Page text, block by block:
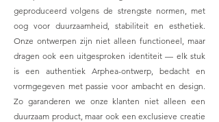
geproduceerd volgens de strengste normen, met
oog voor duurzaamheid, stabiliteit en esthetiek.
Onze ontwerpen zijn niet alleen functioneel, maar
dragen ook een uitgesproken identiteit — elk stuk
is een authentiek Arphea-ontwerp, bedacht en
vormgegeven met passie voor ambacht en design.
Zo garanderen we onze klanten niet alleen een
duurzaam product, maar ook een exclusieve creatie